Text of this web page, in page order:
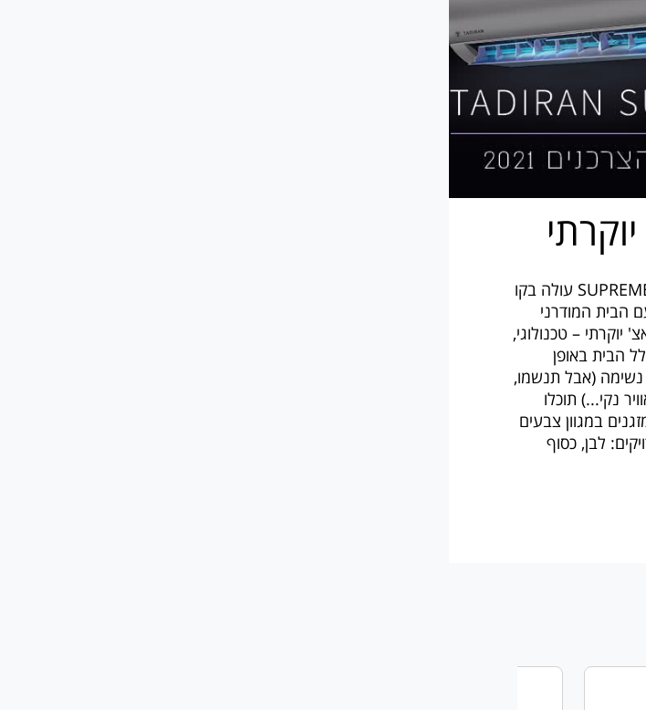
סדרת מזגני SUPREME עולה בקו
הבית המודרני
יוקרתי – טכנולוגי,
הבית באופן
נשימה (אבל תנשמו,
נקי...) תוכלו
במגוון צבעים
לבן, כסוף